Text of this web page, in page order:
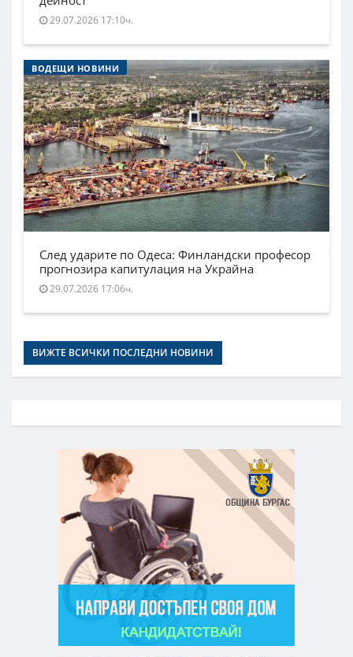
29.07.2026 17:10ч.
ВОДЕЩИ НОВИНИ
След ударите по Одеса: Финландски професор
прогнозира капитулация на Украйна
29.07.2026 17:06ч.
ВИЖТЕ ВСИЧКИ ПОСЛЕДНИ НОВИНИ